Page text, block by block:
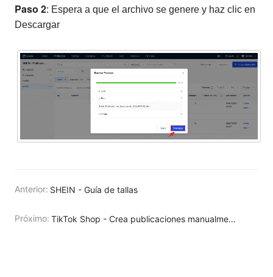
Paso 2: Espera a que el archivo se genere y haz clic en
Descargar
Anterior: SHEIN - Guía de tallas
Próximo: TikTok Shop - Crea publicaciones manualmente